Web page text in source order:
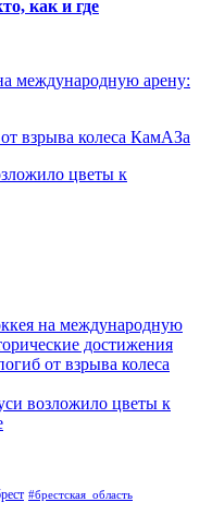
как и где
международную арену:
взрыва колеса КамАЗа
цветы к
на международную
достижения
от взрыва колеса
возложило цветы к
#брестская_область